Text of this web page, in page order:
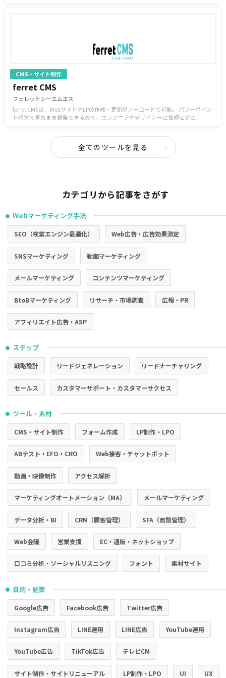
CMS・サイト制作
ferret CMS
フェレットシーエムエス
ferret CMSは、WebサイトやLPの作成・更新がノーコードで可能。 パワーポイン
ト感覚で見たまま編集できるので、エンジニアやデザイナーに依頼せずに、 マー
全てのツールを見る
カテゴリから記事をさがす
● Webマーケティング手法
SEO（検索エンジン最適化） Web広告・広告効果測定
SNSマーケティング 動画マーケティング
メールマーケティング コンテンツマーケティング
BtoBマーケティング リサーチ・市場調査 広報・PR
アフィリエイト広告・ASP
● ステップ
戦略設計 リードジェネレーション リードナーチャリング
セールス カスタマーサポート・カスタマーサクセス
● ツール・素材
CMS・サイト制作 フォーム作成 LP制作・LPO
ABテスト・EFO・CRO Web接客・チャットボット
動画・映像制作 アクセス解析
マーケティングオートメーション（MA） メールマーケティング
データ分析・BI CRM（顧客管理） SFA（商談管理）
Web会議 営業支援 EC・通販・ネットショップ
口コミ分析・ソーシャルリスニング フォント 素材サイト
● 目的・施策
Google広告 Facebook広告 Twitter広告
Instagram広告 LINE運用 LINE広告 YouTube運用
YouTube広告 TikTok広告 テレビCM
サイト制作・サイトリニューアル LP制作・LPO UI UX